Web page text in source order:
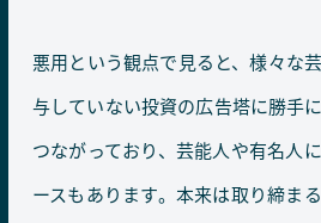
悪用という観点で見ると、様々な
与していない投資の広告塔に勝手
つながっており、芸能人や有名人
ースもあります。本来は取り締ま